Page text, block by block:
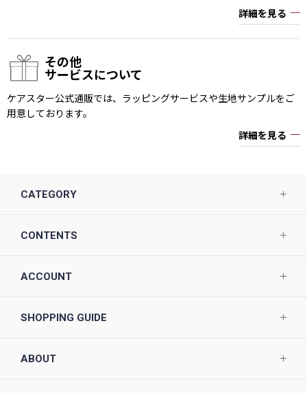
詳細を見る
その他
サービスについて
ケアスター公式通販では、ラッピングサービスや生地サンプルをご
用意しております。
詳細を見る
CATEGORY
CONTENTS
ACCOUNT
SHOPPING GUIDE
ABOUT